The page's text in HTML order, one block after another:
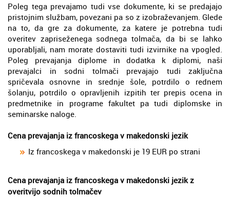
Poleg tega prevajamo tudi vse dokumente, ki se predajajo
pristojnim službam, povezani pa so z izobraževanjem. Glede
na to, da gre za dokumente, za katere je potrebna tudi
overitev zapriseženega sodnega tolmača, da bi se lahko
uporabljali, nam morate dostaviti tudi izvirnike na vpogled.
Poleg prevajanja diplome in dodatka k diplomi, naši
prevajalci in sodni tolmači prevajajo tudi zaključna
spričevala osnovne in srednje šole, potrdilo o rednem
šolanju, potrdilo o opravljenih izpitih ter prepis ocena in
predmetnike in programe fakultet pa tudi diplomske in
seminarske naloge.
Cena prevajanja iz francoskega v makedonski jezik
Iz francoskega v makedonski je 19 EUR po strani
Cena prevajanja iz francoskega v makedonski jezik z
overitvijo sodnih tolmačev